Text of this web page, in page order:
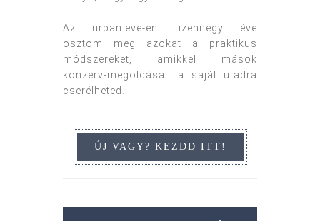
Az urban:eve-en tizennégy éve
osztom meg azokat a praktikus
módszereket, amikkel mások
konzerv-megoldásait a saját utadra
cserélheted.